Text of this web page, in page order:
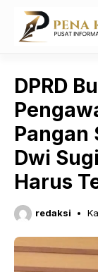
Langsung
DPRD
Pangan
Dwi
Harus
redaksi